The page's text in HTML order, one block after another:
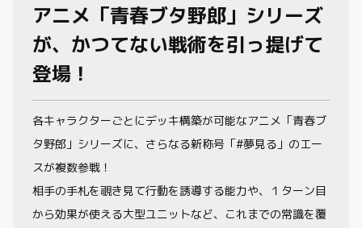
アニメ「青春ブタ野郎」シリーズ
が、かつてない戦術を引っ提げて
登場！
各キャラクターごとにデッキ構築が可能なアニメ「青春ブ
タ野郎」シリーズに、さらなる新称号「#夢見る」のエー
スが複数参戦！
相手の手札を覗き見て行動を誘導する能力や、１ターン目
から効果が使える大型ユニットなど、これまでの常識を覆